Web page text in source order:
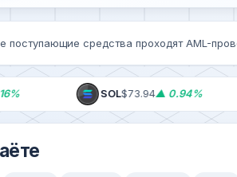
поступающие средства проходят AML-
SOL $73.94▲ 0.94%